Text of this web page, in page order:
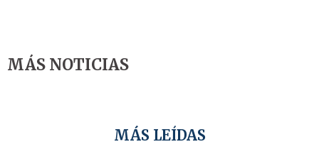
MÁS NOTICIAS
MÁS LEÍDAS